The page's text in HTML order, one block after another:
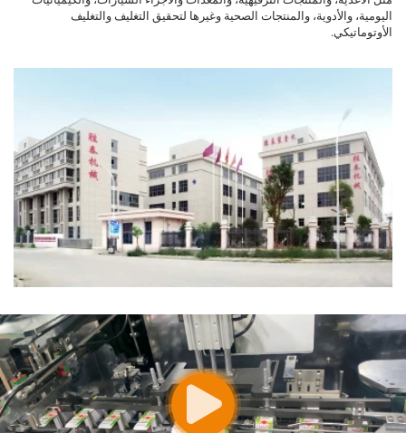
اليومية، والأدوية، والمنتجات الصحية وغيرها لتحقيق التغليف والتغليف
الأوتوماتيكي.